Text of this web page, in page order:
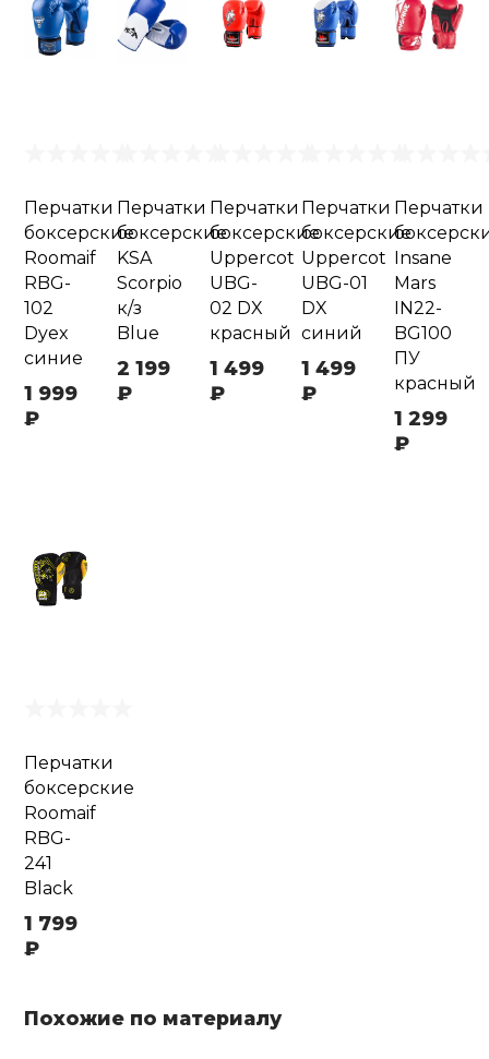
Перчатки
боксерские
Roomaif
RBG-
102
Dyex
синие
1 999
₽
Перчатки
боксерские
KSA
Scorpio
к/з
Blue
2 199
₽
Перчатки
боксерские
Uppercot
UBG-
02 DX
красный
1 499
₽
Перчатки
боксерские
Uppercot
UBG-01
DX
синий
1 499
₽
Перчатки
Insane
Mars
IN22-
BG100
ПУ
красный
1 299
₽
Перчатки
боксерские
Roomaif
RBG-
241
Black
1 799
₽
Похожие по материалу